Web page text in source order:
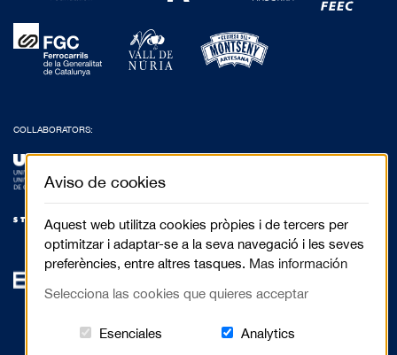
COLLABORATORS:
Aviso de cookies
Aquest web utilitza cookies pròpies i de tercers per
optimitzar i adaptar-se a la seva navegació i les seves
preferències, entre altres tasques. Mas información
Selecciona las cookies que quieres acceptar
Esenciales Estas cookies són essenciales para
AnalyticsCookies related